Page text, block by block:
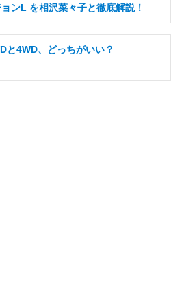
ンL を相沢菜々子と徹底解説！
と4WD、どっちがいい？